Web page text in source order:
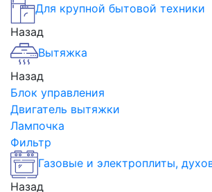
Для крупной бытовой техники
Назад
Вытяжка
Назад
Блок управления
Двигатель вытяжки
Лампочка
Фильтр
Газовые и электроплиты,
Назад